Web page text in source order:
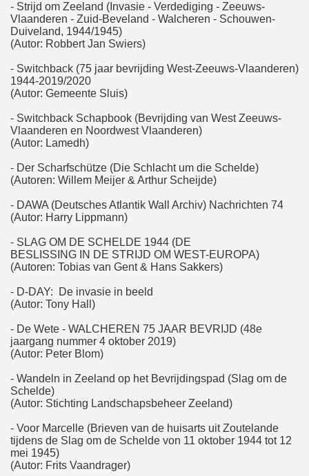
- Strijd om Zeeland (Invasie - Verdediging - Zeeuws-
Vlaanderen - Zuid-Beveland - Walcheren - Schouwen-
Duiveland, 1944/1945)
(Autor: Robbert Jan Swiers)
- Switchback (75 jaar bevrijding West-Zeeuws-Vlaanderen)
1944-2019/2020
(Autor: Gemeente Sluis)
- Switchback Schapbook (Bevrijding van West Zeeuws-
Vlaanderen en Noordwest Vlaanderen)
(Autor: Lamedh)
- Der Scharfschütze (Die Schlacht um die Schelde)
(Autoren: Willem Meijer & Arthur Scheijde)
- DAWA (Deutsches Atlantik Wall Archiv) Nachrichten 74
(Autor: Harry Lippmann)
- SLAG OM DE SCHELDE 1944 (DE
BESLISSING IN DE STRIJD OM WEST-EUROPA)
(Autoren: Tobias van Gent & Hans Sakkers)
- D-DAY: De invasie in beeld
(Autor: Tony Hall)
- De Wete - WALCHEREN 75 JAAR BEVRIJD (48e
jaargang nummer 4 oktober 2019)
(Autor: Peter Blom)
- Wandeln in Zeeland op het Bevrijdingspad (Slag om de
Schelde)
(Autor: Stichting Landschapsbeheer Zeeland)
- Voor Marcelle (Brieven van de huisarts uit Zoutelande
tijdens de Slag om de Schelde von 11 oktober 1944 tot 12
mei 1945)
(Autor: Frits Vaandrager)